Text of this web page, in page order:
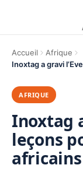
Accueil
Afrique
Inoxtag a gravi
AFRIQUE
Inoxtag
leçons
africains